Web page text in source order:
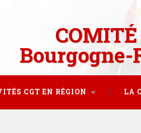
Bourgogne-
CGT EN RÉGION LA